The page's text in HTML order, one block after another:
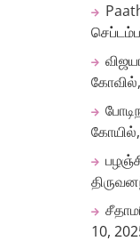
கோவில்,
10,